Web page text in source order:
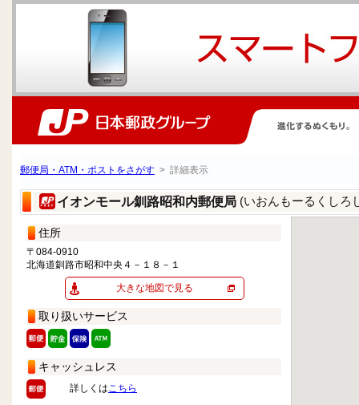
郵便局・ATM・ポストをさがす > 詳細表示
イオンモール釧路昭和内郵便局 (いおんもーるくしろ
住所
〒084-0910
北海道釧路市昭和中央４－１８－１
大きな地図で見る
取り扱いサービス
キャッシュレス
詳しくはこちら